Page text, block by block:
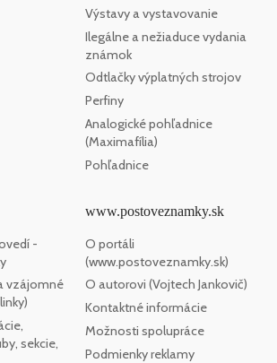
Výstavy a vystavovanie
Ilegálne a nežiaduce vydania
známok
Odtlačky výplatných strojov
Perfiny
Analogické pohľadnice
(Maximafília)
Pohľadnice
-
vzájomné
sekcie,
www.postoveznamky.sk
O portáli
(www.postoveznamky.sk)
O autorovi (Vojtech Jankovič)
Kontaktné informácie
Možnosti spolupráce
Podmienky reklamy